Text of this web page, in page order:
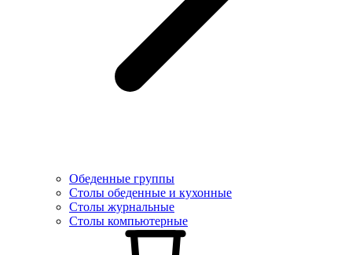
Обеденные группы
Столы обеденные и кухонные
Столы журнальные
Столы компьютерные